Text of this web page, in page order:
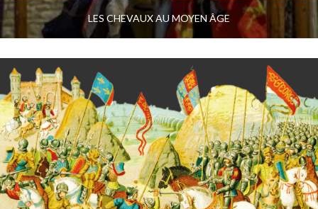
LES CHEVAUX AU MOYEN ÂGE